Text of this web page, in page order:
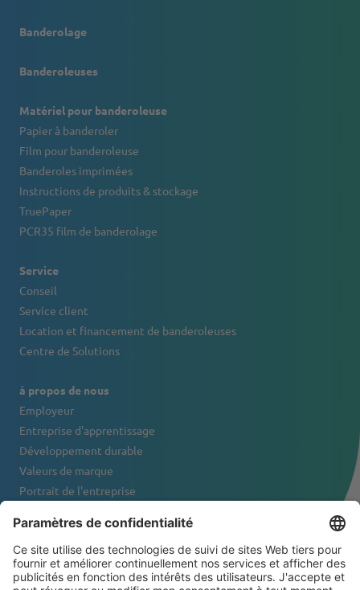
Banderolage
Banderoleuses
Matériel pour banderoleuse
Papier à banderoler
Film pour banderoleuse
Banderoles imprimées
Instructions de produits & stockage
TruePaper
PCR35 film de banderolage
Service
Conseil
Service client
Location et financement de banderoleuses
Centre de Solutions
à propos de nous
Employeur
Entreprise d'apprentissage
Développement durable
Valeurs de marque
Portrait de l'entreprise
Contact
NEWSLETTER